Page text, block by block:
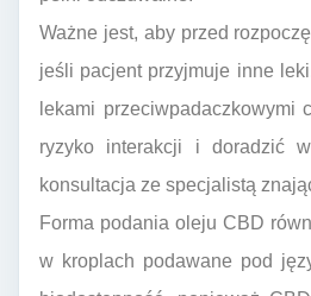
Ważne jest, aby przed
jeśli pacjent przyjmuje inne
lekami
ryzyko interakcji i doradzić
konsultacja ze specjalistą
Forma podania oleju CBD
w kroplach podawane pod